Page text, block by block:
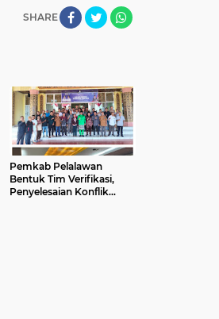
SHARE
Pemkab Pelalawan
Bentuk Tim Verifikasi,
Penyelesaian Konflik